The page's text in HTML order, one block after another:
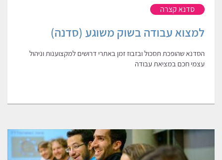
סדנא קצרה
למצוא עבודה בשוק משוגע (סדנה)
הסדנא שהופכת תסכול ובזבוז זמן באתרי דרושים למקצוענות וניהול
עצמי חכם במציאת עבודה